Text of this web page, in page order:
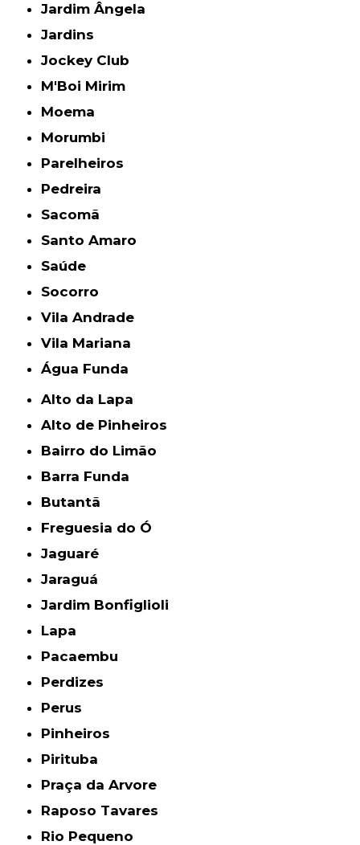
Jardim Ângela
Jardins
Jockey Club
M'Boi Mirim
Moema
Morumbi
Parelheiros
Pedreira
Sacomã
Santo Amaro
Saúde
Socorro
Vila Andrade
Vila Mariana
Água Funda
Alto da Lapa
Alto de Pinheiros
Bairro do Limão
Barra Funda
Butantã
Freguesia do Ó
Jaguaré
Jaraguá
Jardim Bonfiglioli
Lapa
Pacaembu
Perdizes
Perus
Pinheiros
Pirituba
Praça da Arvore
Raposo Tavares
Rio Pequeno